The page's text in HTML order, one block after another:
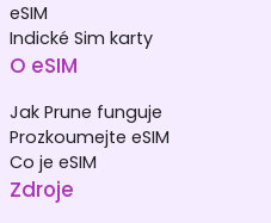
eSIM
Indické Sim karty
O eSIM
Jak Prune funguje
Prozkoumejte eSIM
Co je eSIM
Zdroje